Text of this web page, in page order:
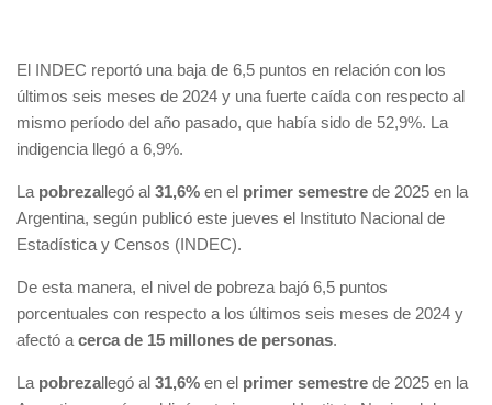
El INDEC reportó una baja de 6,5 puntos en relación con los
últimos seis meses de 2024 y una fuerte caída con respecto al
mismo período del año pasado, que había sido de 52,9%. La
indigencia llegó a 6,9%.
La pobrezallegó al 31,6% en el primer semestre de 2025 en la
Argentina, según publicó este jueves el Instituto Nacional de
Estadística y Censos (INDEC).
De esta manera, el nivel de pobreza bajó 6,5 puntos
porcentuales con respecto a los últimos seis meses de 2024 y
afectó a cerca de 15 millones de personas.
La pobrezallegó al 31,6% en el primer semestre de 2025 en la